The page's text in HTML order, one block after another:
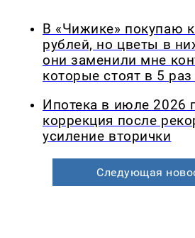
В «Чижике» покупаю
рублей, но цветы в
они заменили мне
которые стоят в 5
Ипотека в июле 2026
коррекция после
усиление вторички
Следующая